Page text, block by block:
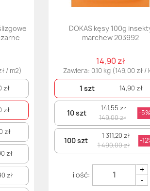
/ m2)
zł
zł
zł
zł
zł
DOKAS kęsy 100g
marchew 203992
14,90 zł
Zawiera: 0.10 kg (149,00 zł /
1 szt 14,90 zł
10 szt
141,55 zł
149,00 zł
-
100 szt
1 311,20 zł
1 490,00 zł
-
+
-